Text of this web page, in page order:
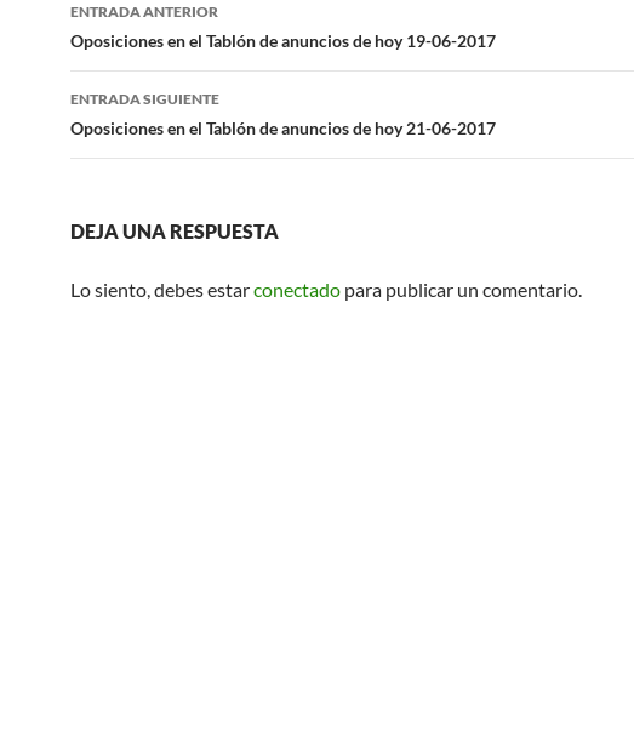
de
entradas
ENTRADA ANTERIOR
Oposiciones en el Tablón de anuncios de hoy 19-06-2017
ENTRADA SIGUIENTE
Oposiciones en el Tablón de anuncios de hoy 21-06-2017
DEJA UNA RESPUESTA
Lo siento, debes estarconectado para publicar un comentario.